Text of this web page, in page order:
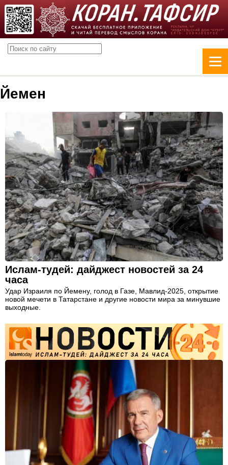
Йемен
Ислам-тудей: дайджест новостей за 24
часа
Удар Израиля по Йемену, голод в Газе, Мавлид-2025, открытие
новой мечети в Татарстане и другие новости мира за минувшие
выходные.